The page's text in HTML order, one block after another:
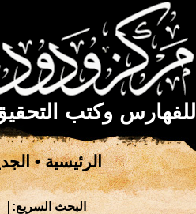
للفهارس وكتب
الرئيسية•
البحث السريع: